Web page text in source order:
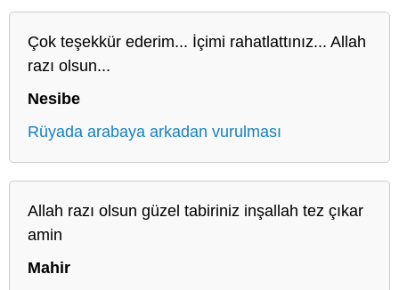
Çok teşekkür ederim... İçimi rahatlattınız... Allah
razı olsun...
Nesibe
Rüyada arabaya arkadan vurulması
Allah razı olsun güzel tabiriniz inşallah tez çıkar
amin
Mahir